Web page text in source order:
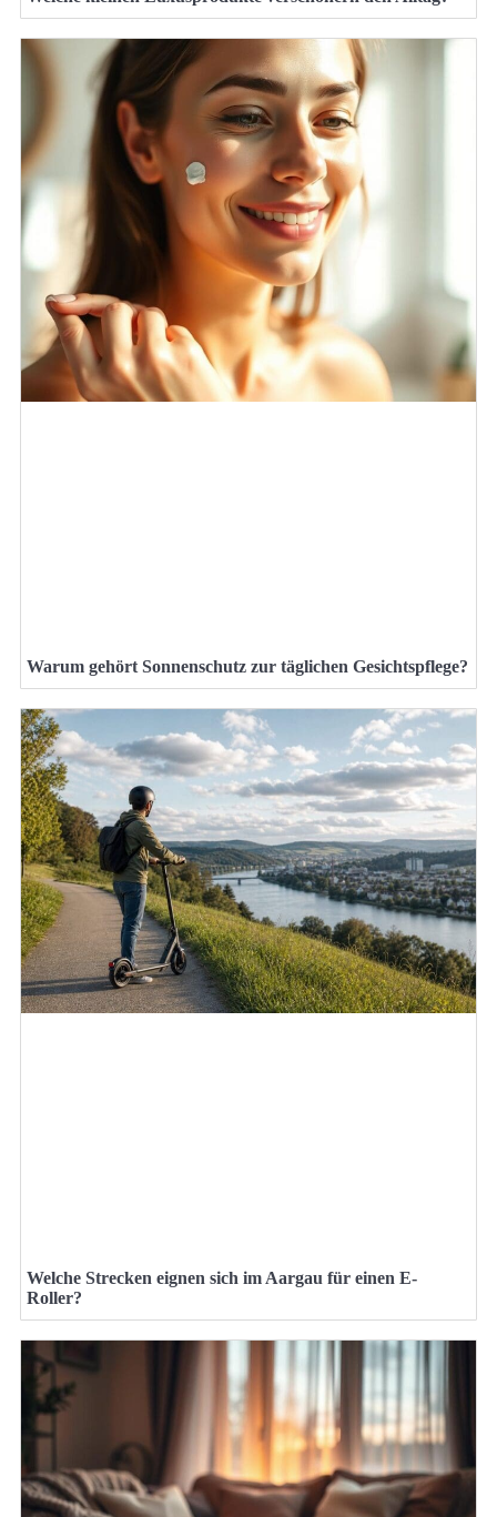
Warum gehört Sonnenschutz zur täglichen Gesichtspflege?
Welche Strecken eignen sich im Aargau für einen E-
Roller?